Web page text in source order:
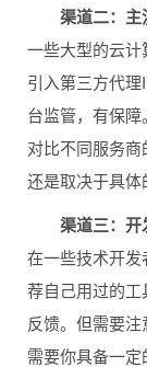
渠道二：主
一些大型的云
引入第三方代
台监管，有保障
对比不同服务
还是取决于具体
渠道三：开
在一些技术开发
荐自己用过的工
反馈。但需要注
需要你具备一定